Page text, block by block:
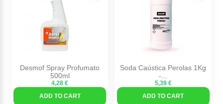
Desmof Spray Profumato
500ml
4,28 €
ADD TO CART
Soda Caústica Perolas 1Kg
-...
5,39 €
ADD TO CART